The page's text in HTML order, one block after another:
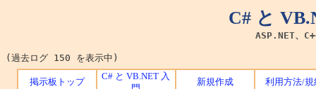
C# と
ASP.NET、
(過去ログ 150 を表示中)
掲示板トップ
C# と VB.NET 入
新規作成 利用方法/規